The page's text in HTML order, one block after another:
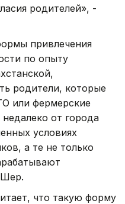
родителей», -
привлечения
по опыту
родители, которые
или фермерские
от города
условиях
а те не только
Шер.
что такую форму